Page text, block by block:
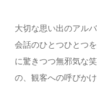
大切な思い出のアル
会話のひとつひとつ
に驚きつつ無邪気な
の、観客への呼びか